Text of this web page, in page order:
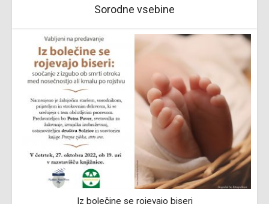
Sorodne vsebine
Iz bolečine se rojevajo biseri